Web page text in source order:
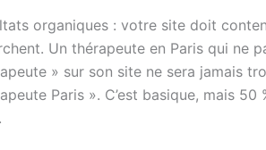
organiques : votre site doit
Un thérapeute en Paris qui ne
» sur son site ne sera jamais
Paris ». C’est basique, mais